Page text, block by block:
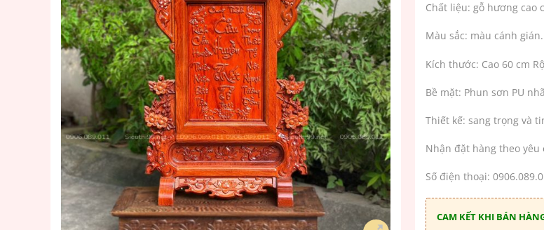
Chất liệu: gỗ hương cao
Màu sắc: màu cánh gián.
Kích thước: Cao 60 cm
Bề mặt: Phun sơn PU
Thiết kế: sang trọng và
Nhận đặt hàng theo yêu
Số điện thoại:
CAM KẾT KHI BÁN